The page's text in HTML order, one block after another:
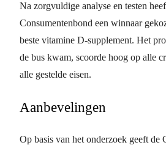
Na zorgvuldige analyse en testen
Consumentenbond een winnaar
beste vitamine D-supplement. Het
de bus kwam, scoorde hoog op alle
alle gestelde eisen.
Aanbevelingen
Op basis van het onderzoek geeft de